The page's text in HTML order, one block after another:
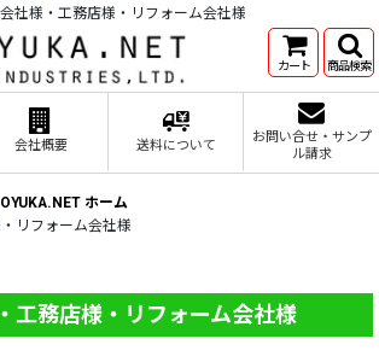
社様・工務店様・リフォーム会社様
カート 商品検索
会社概要 送料について
お問い合せ・サンプ
ル請求
ホーム
リフォーム会社様
工務店様・リフォーム会社様